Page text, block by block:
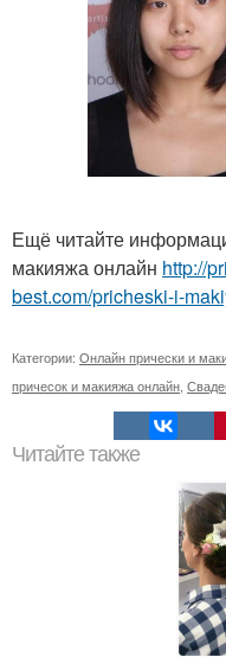
Ещё читайте
макияжа онлайн http://
best.com/pricheski-i-
Категории: Онлайн прически и
причесок и макияжа онлайн
Читайте также